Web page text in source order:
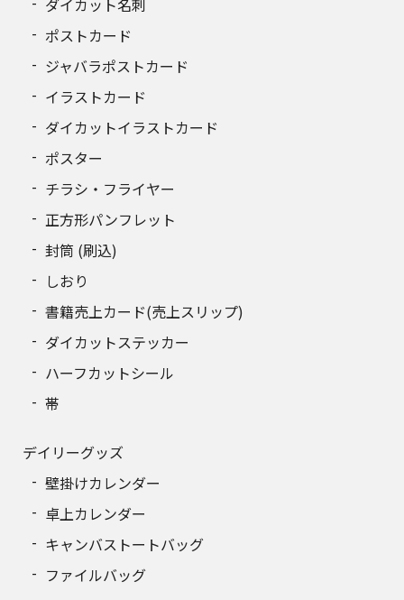
ダイカット名刺
ポストカード
ジャバラポストカード
イラストカード
ダイカットイラストカード
ポスター
チラシ・フライヤー
正方形パンフレット
封筒 (刷込)
しおり
書籍売上カード(売上スリップ)
ダイカットステッカー
ハーフカットシール
帯
デイリーグッズ
壁掛けカレンダー
卓上カレンダー
キャンバストートバッグ
ファイルバッグ